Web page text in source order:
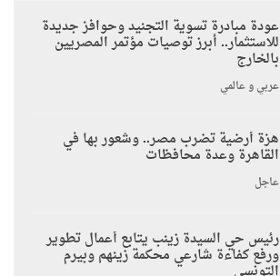
عودة مبادرة تسوية التجنيد وحوافز جديدة
للاستثمار.. أبرز توصيات مؤتمر المصريين
بالخارج
عربي و عالمي
هزة أرضية تضرب مصر.. وشعور بها في
القاهرة وعدة محافظات
عاجل
رئيس حي السيدة زينب يتابع أعمال تطوير
ورفع كفاءة شارعي محكمة زينهم وبيرم